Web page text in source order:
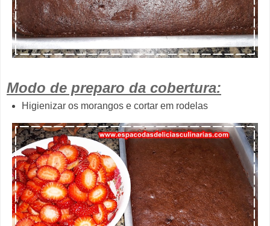
Modo de preparo da cobertura:
Higienizar os morangos e cortar em rodelas